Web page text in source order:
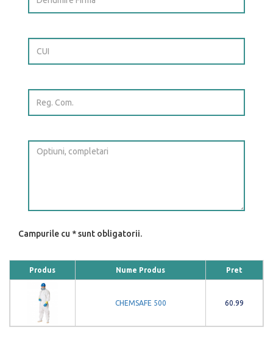
Campurile cu * sunt obligatorii.
Produs Nume Produs Pret
CHEMSAFE 500 60.99